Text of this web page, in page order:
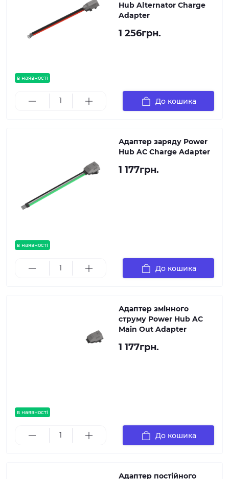
в наявності
Hub Alternator Charge
Adapter
1 256грн.
До кошика
в наявності
Адаптер заряду Power
Hub AC Charge Adapter
1 177грн.
До кошика
в наявності
Адаптер змінного
струму Power Hub AC
Main Out Adapter
1 177грн.
До кошика
Адаптер постійного